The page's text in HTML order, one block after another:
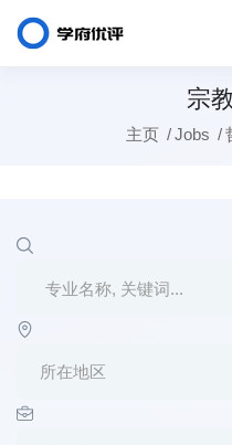
宗
主页 Jobs
所在地区